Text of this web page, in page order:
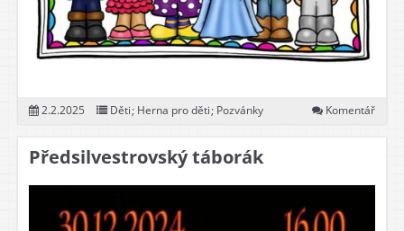
2.2.2025 Děti; Herna pro děti; Pozvánky Komentář
Předsilvestrovský táborák